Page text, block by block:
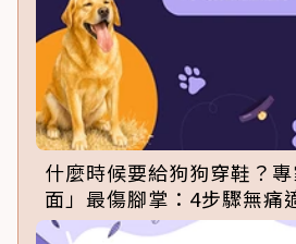
什麼時候要給狗狗穿鞋？
面」最傷腳掌：4步驟無痛